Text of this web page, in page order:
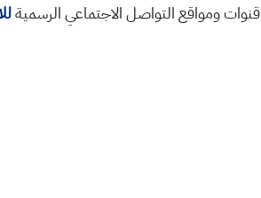
قنوات ومواقع التواصل الاجتماعي الرسمية